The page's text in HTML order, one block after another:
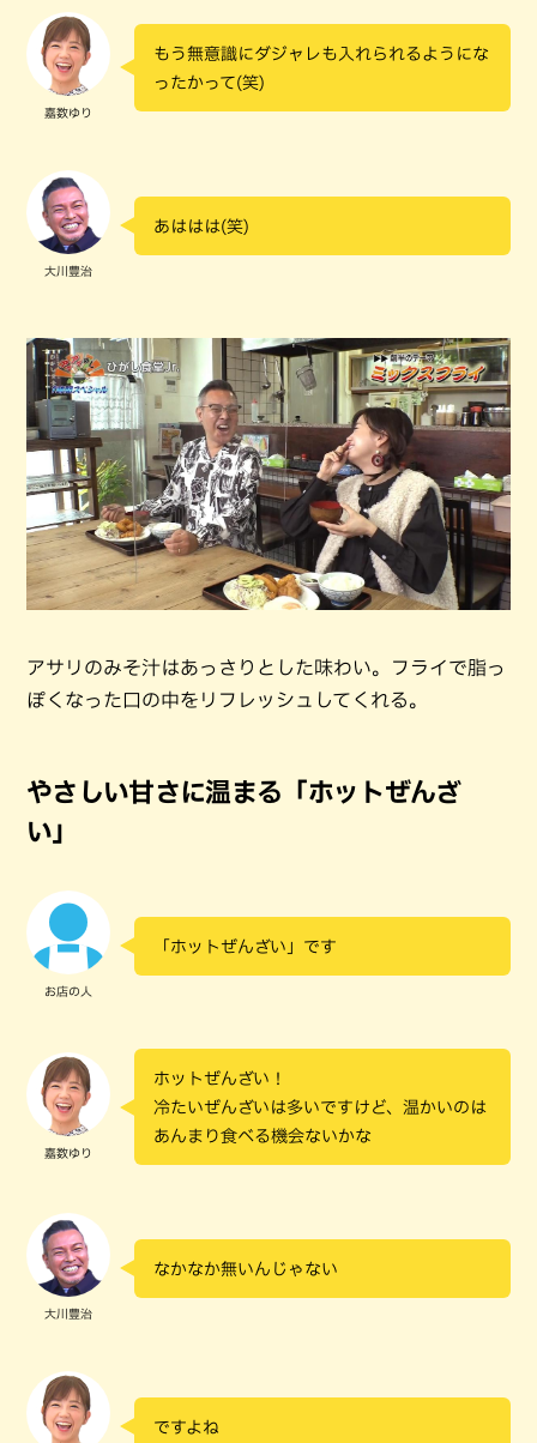
嘉数ゆり
もう無意識にダジャレも入れられるようにな
ったかって(笑)
大川豊治
あははは(笑)
アサリのみそ汁はあっさりとした味わい。フライで脂っ
ぽくなった口の中をリフレッシュしてくれる。
やさしい甘さに温まる「ホットぜんざ
い」
お店の人
「ホットぜんざい」です
嘉数ゆり
ホットぜんざい！
冷たいぜんざいは多いですけど、温かいのは
あんまり食べる機会ないかな
大川豊治
なかなか無いんじゃない
ですよね